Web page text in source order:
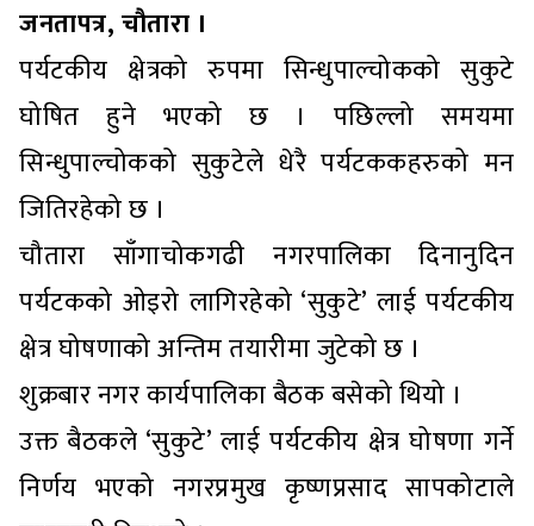
जनतापत्र, चौतारा ।
पर्यटकीय क्षेत्रको रुपमा सिन्धुपाल्चोकको सुकुटे
घोषित हुने भएको छ । पछिल्लो समयमा
सिन्धुपाल्चोकको सुकुटेले धेरै पर्यटककहरुको मन
जितिरहेको छ ।
चौतारा साँगाचोकगढी नगरपालिका दिनानुदिन
पर्यटकको ओइरो लागिरहेको ‘सुकुटे’ लाई पर्यटकीय
क्षेत्र घोषणाको अन्तिम तयारीमा जुटेको छ ।
शुक्रबार नगर कार्यपालिका बैठक बसेको थियो ।
उक्त बैठकले ‘सुकुटे’ लाई पर्यटकीय क्षेत्र घोषणा गर्ने
निर्णय भएको नगरप्रमुख कृष्णप्रसाद सापकोटाले